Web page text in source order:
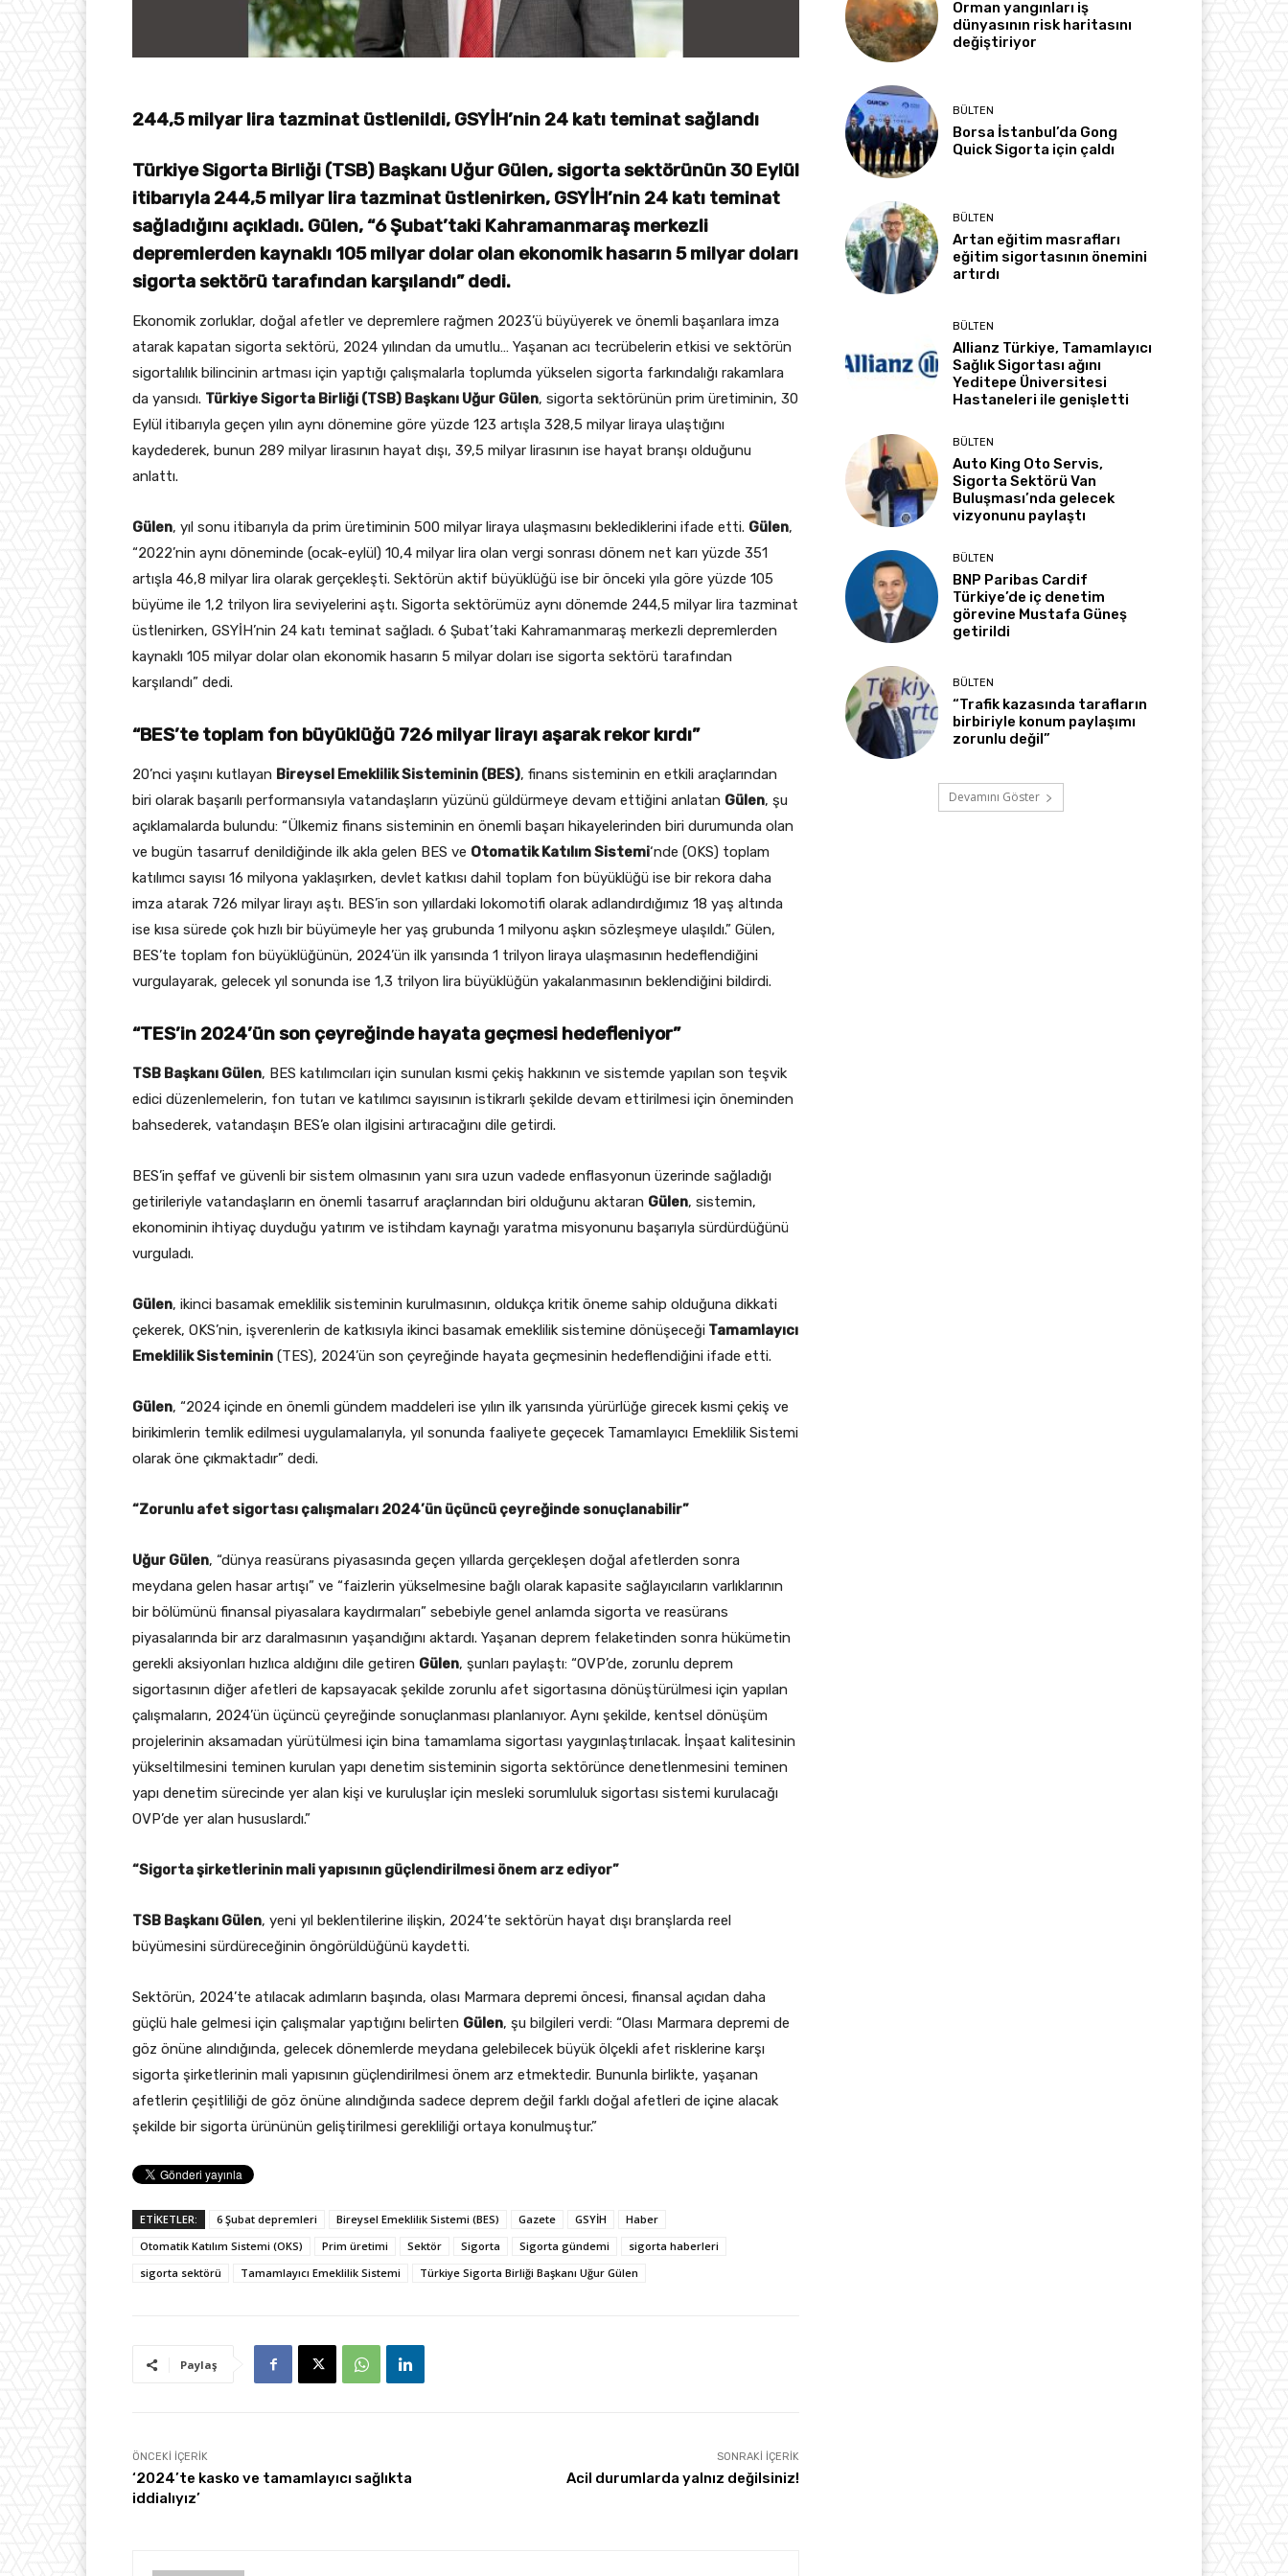
244,5 milyar lira tazminat üstlenildi, GSYİH’nin 24 katı teminat sağlandı
Türkiye Sigorta Birliği (TSB) Başkanı Uğur Gülen, sigorta sektörünün 30 Eylül
itibarıyla 244,5 milyar lira tazminat üstlenirken, GSYİH’nin 24 katı teminat
sağladığını açıkladı. Gülen, “6 Şubat’taki Kahramanmaraş merkezli
depremlerden kaynaklı 105 milyar dolar olan ekonomik hasarın 5 milyar doları
sigorta sektörü tarafından karşılandı” dedi.
Ekonomik zorluklar, doğal afetler ve depremlere rağmen 2023’ü büyüyerek ve önemli başarılara imza
atarak kapatan sigorta sektörü, 2024 yılından da umutlu… Yaşanan acı tecrübelerin etkisi ve sektörün
sigortalılık bilincinin artması için yaptığı çalışmalarla toplumda yükselen sigorta farkındalığı rakamlara
da yansıdı. Türkiye Sigorta Birliği (TSB) Başkanı Uğur Gülen, sigorta sektörünün prim üretiminin, 30
Eylül itibarıyla geçen yılın aynı dönemine göre yüzde 123 artışla 328,5 milyar liraya ulaştığını
kaydederek, bunun 289 milyar lirasının hayat dışı, 39,5 milyar lirasının ise hayat branşı olduğunu
anlattı.
Gülen, yıl sonu itibarıyla da prim üretiminin 500 milyar liraya ulaşmasını beklediklerini ifade etti. Gülen,
“2022’nin aynı döneminde (ocak-eylül) 10,4 milyar lira olan vergi sonrası dönem net karı yüzde 351
artışla 46,8 milyar lira olarak gerçekleşti. Sektörün aktif büyüklüğü ise bir önceki yıla göre yüzde 105
büyüme ile 1,2 trilyon lira seviyelerini aştı. Sigorta sektörümüz aynı dönemde 244,5 milyar lira tazminat
üstlenirken, GSYİH’nin 24 katı teminat sağladı. 6 Şubat’taki Kahramanmaraş merkezli depremlerden
kaynaklı 105 milyar dolar olan ekonomik hasarın 5 milyar doları ise sigorta sektörü tarafından
karşılandı” dedi.
“BES’te toplam fon büyüklüğü 726 milyar lirayı aşarak rekor kırdı”
20’nci yaşını kutlayan Bireysel Emeklilik Sisteminin (BES), finans sisteminin en etkili araçlarından
biri olarak başarılı performansıyla vatandaşların yüzünü güldürmeye devam ettiğini anlatan Gülen, şu
açıklamalarda bulundu: “Ülkemiz finans sisteminin en önemli başarı hikayelerinden biri durumunda olan
ve bugün tasarruf denildiğinde ilk akla gelen BES ve Otomatik Katılım Sistemi‘nde (OKS) toplam
katılımcı sayısı 16 milyona yaklaşırken, devlet katkısı dahil toplam fon büyüklüğü ise bir rekora daha
imza atarak 726 milyar lirayı aştı. BES’in son yıllardaki lokomotifi olarak adlandırdığımız 18 yaş altında
ise kısa sürede çok hızlı bir büyümeyle her yaş grubunda 1 milyonu aşkın sözleşmeye ulaşıldı.” Gülen,
BES’te toplam fon büyüklüğünün, 2024’ün ilk yarısında 1 trilyon liraya ulaşmasının hedeflendiğini
vurgulayarak, gelecek yıl sonunda ise 1,3 trilyon lira büyüklüğün yakalanmasının beklendiğini bildirdi.
“TES’in 2024’ün son çeyreğinde hayata geçmesi hedefleniyor”
TSB Başkanı Gülen, BES katılımcıları için sunulan kısmi çekiş hakkının ve sistemde yapılan son teşvik
edici düzenlemelerin, fon tutarı ve katılımcı sayısının istikrarlı şekilde devam ettirilmesi için öneminden
bahsederek, vatandaşın BES’e olan ilgisini artıracağını dile getirdi.
BES’in şeffaf ve güvenli bir sistem olmasının yanı sıra uzun vadede enflasyonun üzerinde sağladığı
getirileriyle vatandaşların en önemli tasarruf araçlarından biri olduğunu aktaran Gülen, sistemin,
ekonominin ihtiyaç duyduğu yatırım ve istihdam kaynağı yaratma misyonunu başarıyla sürdürdüğünü
vurguladı.
Gülen, ikinci basamak emeklilik sisteminin kurulmasının, oldukça kritik öneme sahip olduğuna dikkati
çekerek, OKS’nin, işverenlerin de katkısıyla ikinci basamak emeklilik sistemine dönüşeceği Tamamlayıcı
Emeklilik Sisteminin (TES), 2024’ün son çeyreğinde hayata geçmesinin hedeflendiğini ifade etti.
Gülen, “2024 içinde en önemli gündem maddeleri ise yılın ilk yarısında yürürlüğe girecek kısmi çekiş ve
birikimlerin temlik edilmesi uygulamalarıyla, yıl sonunda faaliyete geçecek Tamamlayıcı Emeklilik Sistemi
olarak öne çıkmaktadır” dedi.
“Zorunlu afet sigortası çalışmaları 2024’ün üçüncü çeyreğinde sonuçlanabilir”
Uğur Gülen, “dünya reasürans piyasasında geçen yıllarda gerçekleşen doğal afetlerden sonra
meydana gelen hasar artışı” ve “faizlerin yükselmesine bağlı olarak kapasite sağlayıcıların varlıklarının
bir bölümünü finansal piyasalara kaydırmaları” sebebiyle genel anlamda sigorta ve reasürans
piyasalarında bir arz daralmasının yaşandığını aktardı. Yaşanan deprem felaketinden sonra hükümetin
gerekli aksiyonları hızlıca aldığını dile getiren Gülen, şunları paylaştı: “OVP’de, zorunlu deprem
sigortasının diğer afetleri de kapsayacak şekilde zorunlu afet sigortasına dönüştürülmesi için yapılan
çalışmaların, 2024’ün üçüncü çeyreğinde sonuçlanması planlanıyor. Aynı şekilde, kentsel dönüşüm
projelerinin aksamadan yürütülmesi için bina tamamlama sigortası yaygınlaştırılacak. İnşaat kalitesinin
yükseltilmesini teminen kurulan yapı denetim sisteminin sigorta sektörünce denetlenmesini teminen
yapı denetim sürecinde yer alan kişi ve kuruluşlar için mesleki sorumluluk sigortası sistemi kurulacağı
OVP’de yer alan hususlardı.”
“Sigorta şirketlerinin mali yapısının güçlendirilmesi önem arz ediyor”
TSB Başkanı Gülen, yeni yıl beklentilerine ilişkin, 2024’te sektörün hayat dışı branşlarda reel
büyümesini sürdüreceğinin öngörüldüğünü kaydetti.
Sektörün, 2024’te atılacak adımların başında, olası Marmara depremi öncesi, finansal açıdan daha
güçlü hale gelmesi için çalışmalar yaptığını belirten Gülen, şu bilgileri verdi: “Olası Marmara depremi de
göz önüne alındığında, gelecek dönemlerde meydana gelebilecek büyük ölçekli afet risklerine karşı
sigorta şirketlerinin mali yapısının güçlendirilmesi önem arz etmektedir. Bununla birlikte, yaşanan
afetlerin çeşitliliği de göz önüne alındığında sadece deprem değil farklı doğal afetleri de içine alacak
şekilde bir sigorta ürününün geliştirilmesi gerekliliği ortaya konulmuştur.”
ETİKETLER: 6 Şubat depremleri Bireysel Emeklilik Sistemi (BES) Gazete GSYİH
Haber
Otomatik Katılım Sistemi (OKS)
Prim üretimi Sektör Sigorta Sigorta gündemi
sigorta haberleri
sigorta sektörü
Tamamlayıcı Emeklilik Sistemi Türkiye Sigorta Birliği Başkanı Uğur Gülen
Paylaş
ÖNCEKI İÇERIK
‘2024’te kasko ve tamamlayıcı sağlıkta
iddialıyız’
SONRAKI İÇERIK
Acil durumlarda yalnız değilsiniz!
Orman yangınları iş
dünyasının risk haritasını
değiştiriyor
BÜLTEN
Borsa İstanbul’da Gong
Quick Sigorta için çaldı
BÜLTEN
Artan eğitim masrafları
eğitim sigortasının önemini
artırdı
BÜLTEN
Allianz Türkiye, Tamamlayıcı
Sağlık Sigortası ağını
Yeditepe Üniversitesi
Hastaneleri ile genişletti
BÜLTEN
Auto King Oto Servis,
Sigorta Sektörü Van
Buluşması’nda gelecek
vizyonunu paylaştı
BÜLTEN
BNP Paribas Cardif
Türkiye’de iç denetim
görevine Mustafa Güneş
getirildi
BÜLTEN
“Trafik kazasında tarafların
birbiriyle konum paylaşımı
zorunlu değil”
Devamını Göster